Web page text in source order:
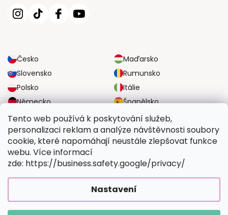
Tento web používá k poskytování služeb,
personalizaci reklam a analýze návštěvnosti soubory
cookie, které napomáhají neustále zlepšovat funkce
webu. Více informací
zde: https://business.safety.google/privacy/
Nastavení
Česko
Maďarsko
Slovensko
Rumunsko
Polsko
Itálie
Německo
Španělsko
Velká Británie
Rakousko
SPOLEHLIVÉ MOŽNOSTI DOPRAVY
BEZPEČNÉ MOŽNOSTI PLATBY